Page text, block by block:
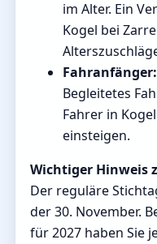
im Alter. Ein
Kogel bei
Fahranfänger:
Begleitetes
Fahrer in
einsteigen.
Wichtiger Hinweis
Der reguläre
der 30. November.
für 2027 haben Sie